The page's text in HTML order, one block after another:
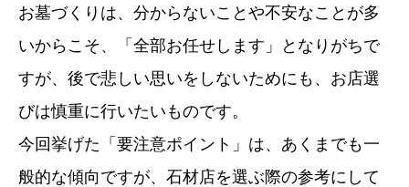
お墓づくりは、分からないことや不安なことが多
いからこそ、「全部お任せします」となりがちで
すが、後で悲しい思いをしないためにも、お店選
びは慎重に行いたいものです。
今回挙げた「要注意ポイント」は、あくまでも一
般的な傾向ですが、石材店を選ぶ際の参考にして